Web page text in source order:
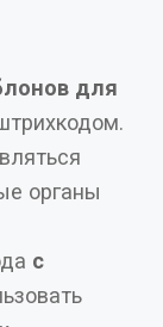
для
органы
с